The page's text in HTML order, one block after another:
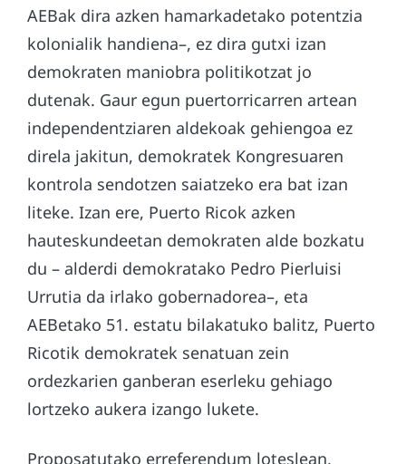
AEBak dira azken hamarkadetako potentzia
kolonialik handiena–, ez dira gutxi izan
demokraten maniobra politikotzat jo
dutenak. Gaur egun puertorricarren artean
independentziaren aldekoak gehiengoa ez
direla jakitun, demokratek Kongresuaren
kontrola sendotzen saiatzeko era bat izan
liteke. Izan ere, Puerto Ricok azken
hauteskundeetan demokraten alde bozkatu
du – alderdi demokratako Pedro Pierluisi
Urrutia da irlako gobernadorea–, eta
AEBetako 51. estatu bilakatuko balitz, Puerto
Ricotik demokratek senatuan zein
ordezkarien ganberan eserleku gehiago
lortzeko aukera izango lukete.
Proposatutako erreferendum loteslean,